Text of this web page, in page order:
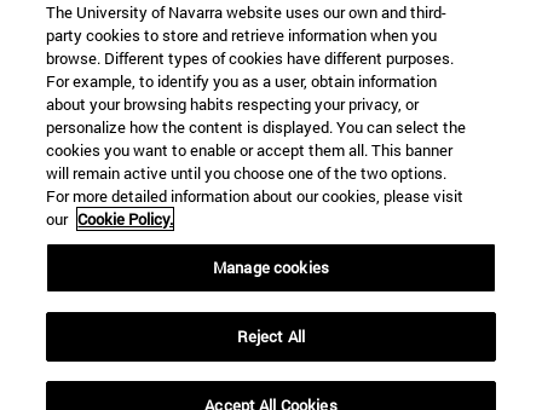
The University of Navarra website uses our own and third-
party cookies to store and retrieve information when you
browse. Different types of cookies have different purposes.
For example, to identify you as a user, obtain information
about your browsing habits respecting your privacy, or
personalize how the content is displayed. You can select the
cookies you want to enable or accept them all. This banner
will remain active until you choose one of the two options.
For more detailed information about our cookies, please visit
our Cookie Policy.
Manage cookies
Reject All
Accept All Cookies